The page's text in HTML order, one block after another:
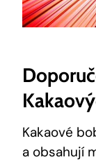
Kakaové
a obsahují